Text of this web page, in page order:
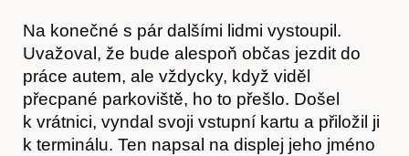
Na konečné s pár dalšími lidmi vystoupil.
Uvažoval, že bude alespoň občas jezdit do
práce autem, ale vždycky, když viděl
přecpané parkoviště, ho to přešlo. Došel
k vrátnici, vyndal svoji vstupní kartu a přiložil ji
k terminálu. Ten napsal na displej jeho jméno